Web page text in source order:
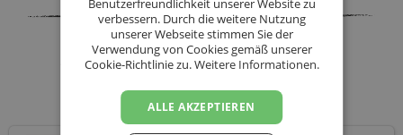
Angus vom Mesnerhof - Fam.
Felsberger - Sortiment
verbessern. Durch die weitere Nutzung
unserer Webseite stimmen Sie der
Verwendung von Cookies gemäß unserer
Cookie-Richtlinie zu.Weitere Informationen.
ALLE AKZEPTIEREN